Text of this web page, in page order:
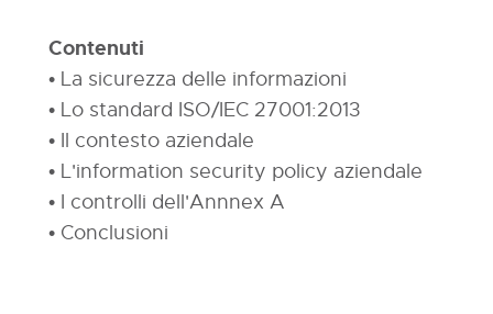
Contenuti
• La sicurezza delle informazioni
• Lo standard ISO/IEC 27001:2013
• Il contesto aziendale
• L'information security policy aziendale
• I controlli dell'Annnex A
• Conclusioni